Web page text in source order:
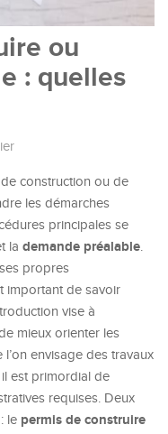
ou
: quelles
de construction ou de
les démarches
principales se
la demande préalable.
propres
important de savoir
vise à
mieux orienter les
envisage des travaux
il est primordial de
requises. Deux
le permis de construire